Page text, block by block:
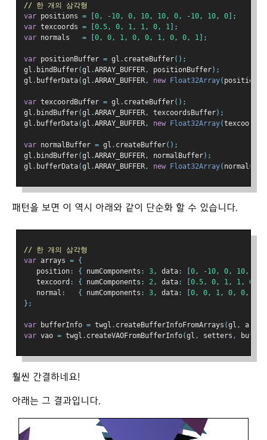
// 한 개의 삼각형
var positions = 0, -10, 0, 10, 10, 0, -10, 10, 0 ];
var texcoords = 0.5, 0, 1, 1, 0, 1 ];
var normals = 0, 0, 1, 0, 0, 1, 0, 0, 1 ];
var positionBuffer = gl . createBuffer();
gl . bindBuffer(gl .ARRAY_BUFFER, positionBuffer);
gl . bufferData(gl .ARRAY_BUFFER, new Float32Array( positions
var texcoordBuffer = gl . createBuffer();
gl . bindBuffer(gl .ARRAY_BUFFER, texcoordsBuffer);
gl . bufferData(gl .ARRAY_BUFFER, new Float32Array(texcoords
var normalBuffer = gl . createBuffer();
gl . bindBuffer(gl .ARRAY_BUFFER, normalBuffer);
gl . bufferData(gl .ARRAY_BUFFER, new Float32Array( normals
패턴을 보면 이 역시 아래와 같이 단순화 할 수 있습니다.
// 한 개의 삼각형
var arrays = {
   position
: { numComponents : 3, data: 0, -10, 0, 10,
   texcoord
: { numComponents : 2, data: 0.5, 0, 1, 1, 0
   normal
: { numComponents : 3, data: 0, 0, 1, 0, 0,
};
var bufferInfo = twgl . createBufferInfoFromArrays (gl ,
var vao = twgl . createVAOFromBufferInfo(gl , setters ,
훨씬 간결하네요!
아래는 그 결과입니다.